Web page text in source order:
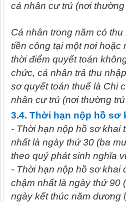
cá nhân cư trú (nơi
Cá nhân trong năm có
tiền công tại một nơi hoặc
thời điểm quyết toán
chức, cá nhân trả thu
sơ quyết toán thuế là Chi
nhân cư trú (nơi thường
3.4. Thời hạn nộp hồ sơ
- Thời hạn nộp hồ sơ khai
nhất là ngày thứ 30 (ba
theo quý phát sinh nghĩa
- Thời hạn nộp hồ sơ khai
chậm nhất là ngày thứ 90
ngày kết thúc năm dương